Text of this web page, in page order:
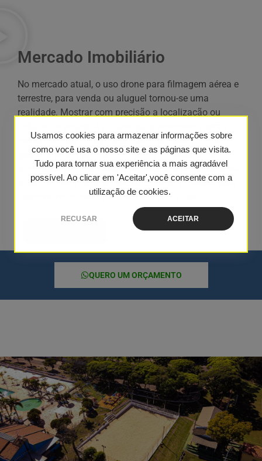
Usamos cookies para armazenar informações sobre
como você usa o nosso site e as páginas que visita.
Tudo para tornar sua experiência a mais agradável
possível. Ao clicar em 'Aceitar',você consente com a
utilização de cookies.
RECUSAR ACEITAR
Mercado Imobiliário
No mercado atual, o uso drone para filmagem aérea e
terrestre, para venda ou aluguel tornou-se uma
realidade. Mostrar com precisão a localização ou
novos clientes. Imagens aéreas e terrestres 100%
estáveis ​​desempenham um papel importante na
simulação de uma visita à propriedade ou destacando
suas melhores características. Entre em contato para
desenvolver o melhor roteiro para seu vídeo.
QUERO UM ORÇAMENTO